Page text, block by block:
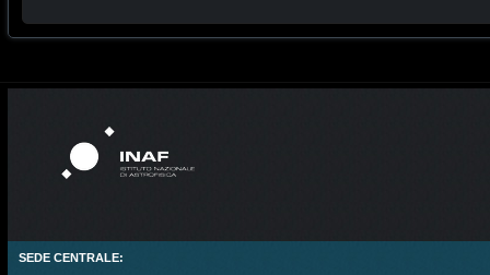
SEDE CENTRALE: